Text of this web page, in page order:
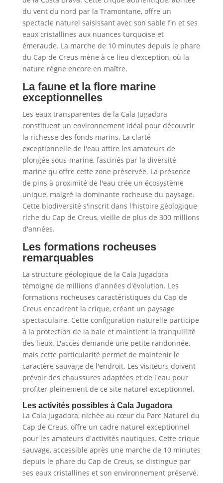
du vent du nord par la Tramontane, offre un
spectacle naturel saisissant avec son sable fin et ses
eaux cristallines aux nuances turquoise et
émeraude. La marche de 10 minutes depuis le phare
du Cap de Creus mène à ce lieu d'exception, où la
nature règne encore en maître.
La faune et la flore marine
exceptionnelles
Les eaux transparentes de la Cala Jugadora
constituent un environnement idéal pour découvrir
la richesse des fonds marins. La clarté
exceptionnelle de l'eau attire les amateurs de
plongée sous-marine, fascinés par la diversité
marine qu'offre cette zone préservée. La présence
de pins à proximité de l'eau crée un écosystème
unique, malgré la dominante rocheuse du paysage.
Cette biodiversité s'inscrit dans l'histoire géologique
riche du Cap de Creus, vieille de plus de 300 millions
d'années.
Les formations rocheuses
remarquables
La structure géologique de la Cala Jugadora
témoigne de millions d'années d'évolution. Les
formations rocheuses caractéristiques du Cap de
Creus encadrent la crique, créant un paysage
spectaculaire. Cette configuration naturelle participe
à la protection de la baie et maintient la tranquillité
des lieux. L'accès demande une petite randonnée,
mais cette particularité permet de maintenir le
caractère sauvage de l'endroit. Les visiteurs doivent
prévoir des chaussures adaptées et de l'eau pour
profiter pleinement de ce site naturel exceptionnel.
Les activités possibles à Cala Jugadora
La Cala Jugadora, nichée au cœur du Parc Naturel du
Cap de Creus, offre un cadre naturel exceptionnel
pour les amateurs d'activités nautiques. Cette crique
sauvage, accessible après une marche de 10 minutes
depuis le phare du Cap de Creus, se distingue par
ses eaux cristallines et son environnement préservé.